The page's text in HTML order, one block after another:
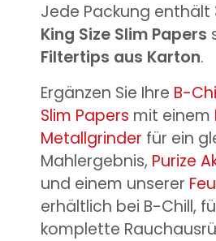
Jede Packung enthält
King Size Slim Papers
Filtertips aus Karton.
Ergänzen Sie Ihre B-
Slim Papers mit einem
Metallgrinder für ein
Mahlergebnis, Purize
und einem unserer
erhältlich bei B-Chill,
komplette